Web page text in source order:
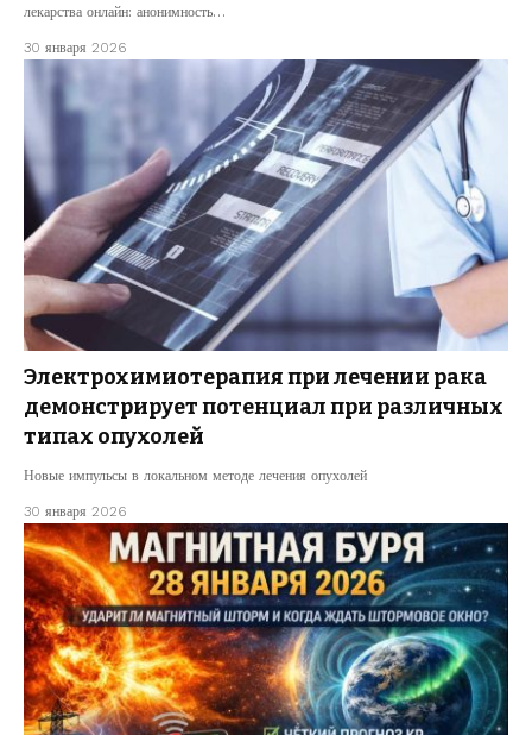
лекарства онлайн: анонимность…
30 января 2026
Электрохимиотерапия при лечении рака
демонстрирует потенциал при различных
типах опухолей
Новые импульсы в локальном методе лечения опухолей
30 января 2026